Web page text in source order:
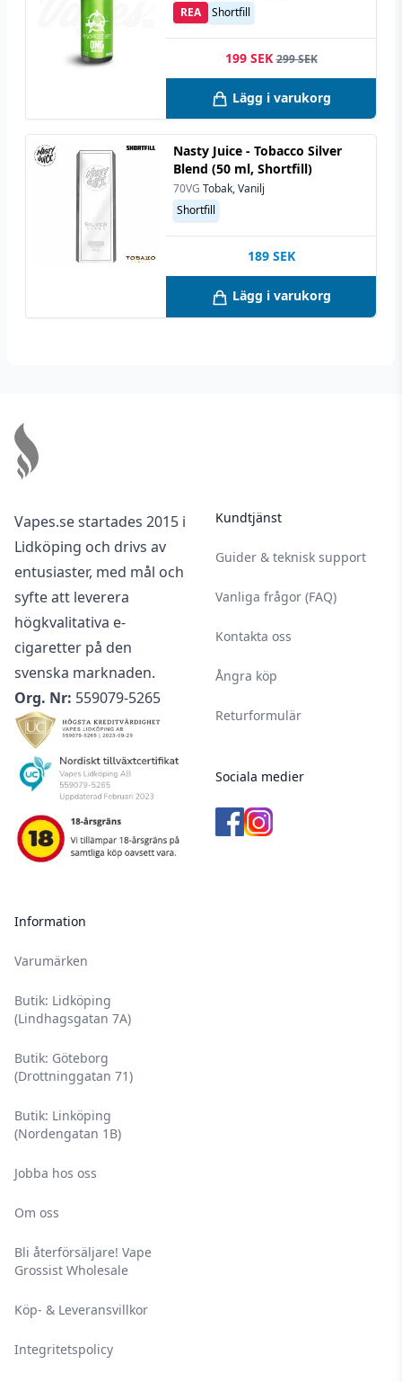
Shortfill
REA
199 SEK 299 SEK
Lägg i varukorg
Nasty Juice - Tobacco Silver
Blend (50 ml, Shortfill)
70VG Tobak, Vanilj
Shortfill
189 SEK
Lägg i varukorg
Vapes.se startades 2015 i
Lidköping och drivs av
entusiaster, med mål och
syfte att leverera
högkvalitativa e-
cigaretter på den
svenska marknaden.
Org. Nr: 559079-5265
Information
Varumärken
Butik: Lidköping
(Lindhagsgatan 7A)
Butik: Göteborg
(Drottninggatan 71)
Butik: Linköping
(Nordengatan 1B)
Jobba hos oss
Om oss
Bli återförsäljare! Vape
Grossist Wholesale
Köp- & Leveransvillkor
Integritetspolicy
Kundtjänst
Guider & teknisk support
Vanliga frågor (FAQ)
Kontakta oss
Ångra köp
Returformulär
Sociala medier